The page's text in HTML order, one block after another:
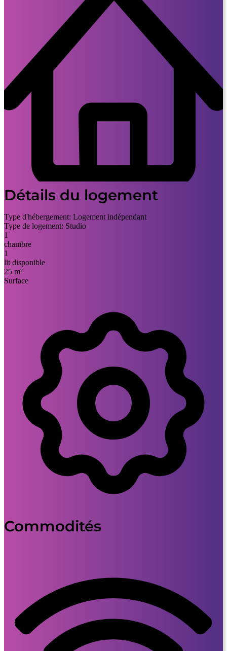
Détails du logement
Type d'hébergement: Logement indépendant
Type de logement: Studio
1
chambre
1
lit disponible
25 m²
Surface
Commodités